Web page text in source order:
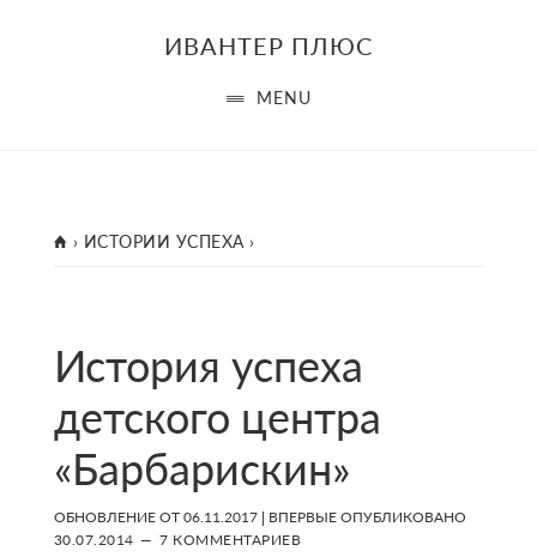
ИВАНТЕР ПЛЮС
MENU
ГЛАВНАЯ
› ИСТОРИИ УСПЕХА ›
История успеха
детского центра
«Барбарискин»
ОБНОВЛЕНИЕ ОТ06.11.2017| ВПЕРВЫЕ ОПУБЛИКОВАНО
30.07.2014
7 КОММЕНТАРИЕВ